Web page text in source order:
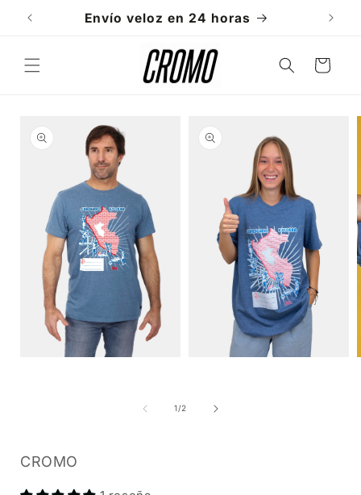
directamenteEnvío veloz en 24 horas
Carrito
información
del producto
1/de
2
CROMO